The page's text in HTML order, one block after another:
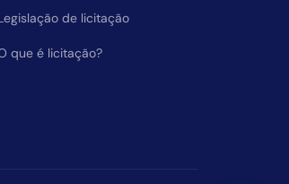
de licitação
que é licitação?